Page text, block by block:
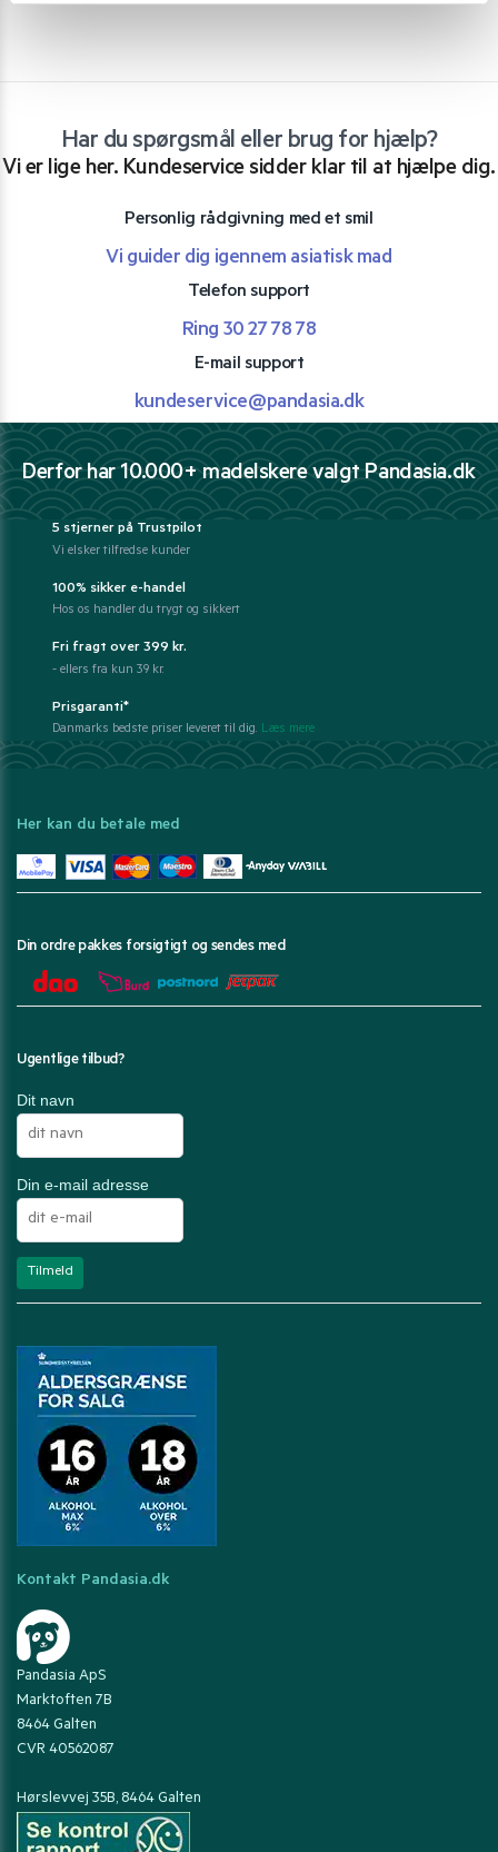
Har du spørgsmål eller brug for hjælp?
Vi er lige her. Kundeservice sidder klar til at hjælpe dig.
Personlig rådgivning med et smil
Vi guider dig igennem asiatisk mad
Telefon support
Ring 30 27 78 78
E-mail support
kundeservice@pandasia.dk
Derfor har 10.000+ madelskere valgt Pandasia.dk
5 stjerner på Trustpilot
Vi elsker tilfredse kunder
100% sikker e-handel
Hos os handler du trygt og sikkert
Fri fragt over 399 kr.
- ellers fra kun 39 kr.
Prisgaranti*
Danmarks bedste priser leveret til dig. Læs mere
Her kan du betale med
Din ordre pakkes forsigtigt og sendes med
Ugentlige tilbud?
Dit navn
Din e-mail adresse
Kontakt Pandasia.dk
Pandasia ApS
Marktoften 7B
8464 Galten
CVR 40562087
Hørslevvej 35B, 8464 Galten